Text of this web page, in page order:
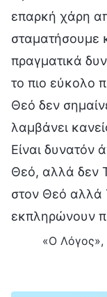
επαρκή χάρη
σταματήσουμε
πραγματικά
το πιο εύκολο
Θεό δεν
λαμβάνει
Είναι δυνατόν
Θεό, αλλά δεν
στον Θεό αλλά
εκπληρώνουν
«Ο Λόγος»,